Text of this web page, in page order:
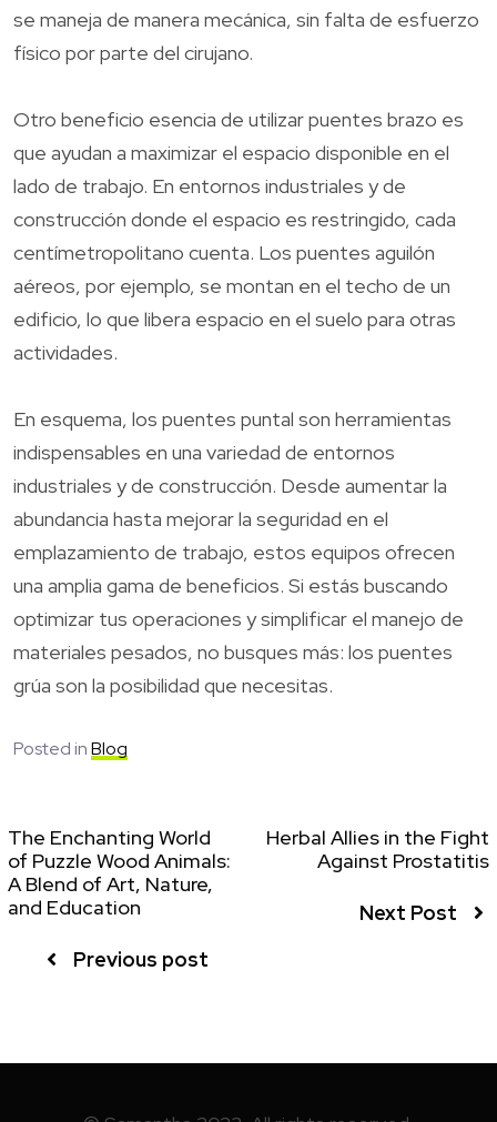
se maneja de manera mecánica, sin falta de esfuerzo
físico por parte del cirujano.
Otro beneficio esencia de utilizar puentes brazo es
que ayudan a maximizar el espacio disponible en el
lado de trabajo. En entornos industriales y de
construcción donde el espacio es restringido, cada
centímetropolitano cuenta. Los puentes aguilón
aéreos, por ejemplo, se montan en el techo de un
edificio, lo que libera espacio en el suelo para otras
actividades.
En esquema, los puentes puntal son herramientas
indispensables en una variedad de entornos
industriales y de construcción. Desde aumentar la
abundancia hasta mejorar la seguridad en el
emplazamiento de trabajo, estos equipos ofrecen
una amplia gama de beneficios. Si estás buscando
optimizar tus operaciones y simplificar el manejo de
materiales pesados, no busques más: los puentes
grúa son la posibilidad que necesitas.
Posted inBlog
The Enchanting World
of Puzzle Wood Animals:
A Blend of Art, Nature,
and Education
Previous post
Herbal Allies in the Fight
Against Prostatitis
Next Post